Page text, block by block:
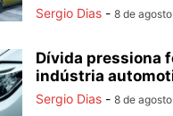
Sergio Dias - 8 de
Dívida pressiona
indústria
Sergio Dias - 8 de